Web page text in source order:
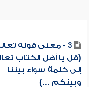
3 - معنى قوله
(قل يا أهل الكتاب
إلى كلمة سواء بيننا
وبينكم ...)